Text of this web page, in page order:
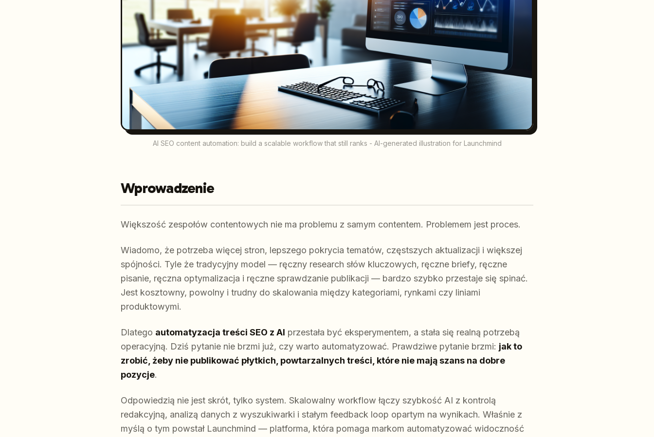
AI SEO content automation: build a scalable workflow that still ranks - AI-generated illustration for Launchmind
Wprowadzenie
Większość zespołów contentowych nie ma problemu z samym contentem. Problemem jest proces.
Wiadomo, że potrzeba więcej stron, lepszego pokrycia tematów, częstszych aktualizacji i większej
spójności. Tyle że tradycyjny model — ręczny research słów kluczowych, ręczne briefy, ręczne
pisanie, ręczna optymalizacja i ręczne sprawdzanie publikacji — bardzo szybko przestaje się spinać.
Jest kosztowny, powolny i trudny do skalowania między kategoriami, rynkami czy liniami
produktowymi.
Dlatego automatyzacja treści SEO z AI przestała być eksperymentem, a stała się realną potrzebą
operacyjną. Dziś pytanie nie brzmi już, czy warto automatyzować. Prawdziwe pytanie brzmi: jak to
zrobić, żeby nie publikować płytkich, powtarzalnych treści, które nie mają szans na dobre
pozycje.
Odpowiedzią nie jest skrót, tylko system. Skalowalny workflow łączy szybkość AI z kontrolą
redakcyjną, analizą danych z wyszukiwarki i stałym feedback loop opartym na wynikach. Właśnie z
myślą o tym powstał Launchmind — platforma, która pomaga markom automatyzować widoczność